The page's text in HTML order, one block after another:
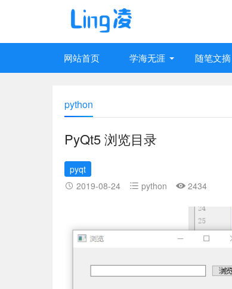
网站首页 学海无涯 随笔文摘
python
PyQt5 浏览目录
pyqt
2019-08-24
python 2434